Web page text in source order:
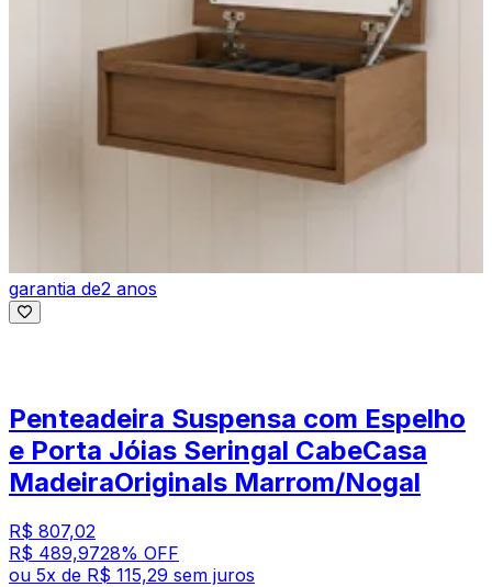
garantia de2 anos
Penteadeira Suspensa com Espelho
e Porta Jóias Seringal CabeCasa
MadeiraOriginals Marrom/Nogal
R$ 807,02
R$ 489,9728% OFF
ou 5x de R$ 115,29 sem juros